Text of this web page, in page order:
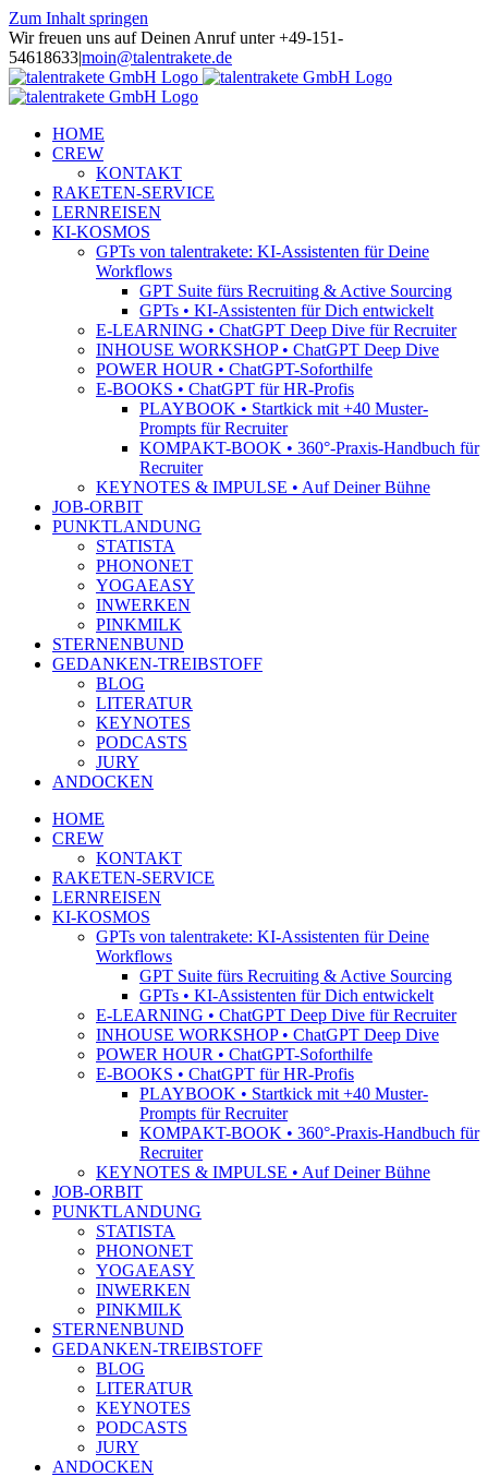
Zum Inhalt springen
Wir freuen uns auf Deinen Anruf unter +49-151-
54618633|moin@talentrakete.de
HOME
CREW
KONTAKT
RAKETEN-SERVICE
LERNREISEN
KI-KOSMOS
GPTs von talentrakete: KI-Assistenten für Deine
Workflows
GPT Suite fürs Recruiting & Active Sourcing
GPTs • KI-Assistenten für Dich entwickelt
E-LEARNING • ChatGPT Deep Dive für Recruiter
INHOUSE WORKSHOP • ChatGPT Deep Dive
POWER HOUR • ChatGPT-Soforthilfe
E-BOOKS • ChatGPT für HR-Profis
PLAYBOOK • Startkick mit +40 Muster-
Prompts für Recruiter
KOMPAKT-BOOK • 360°-Praxis-Handbuch für
Recruiter
KEYNOTES & IMPULSE • Auf Deiner Bühne
JOB-ORBIT
PUNKTLANDUNG
STATISTA
PHONONET
YOGAEASY
INWERKEN
PINKMILK
STERNENBUND
GEDANKEN-TREIBSTOFF
BLOG
LITERATUR
KEYNOTES
PODCASTS
JURY
ANDOCKEN
HOME
CREW
KONTAKT
RAKETEN-SERVICE
LERNREISEN
KI-KOSMOS
GPTs von talentrakete: KI-Assistenten für Deine
Workflows
GPT Suite fürs Recruiting & Active Sourcing
GPTs • KI-Assistenten für Dich entwickelt
E-LEARNING • ChatGPT Deep Dive für Recruiter
INHOUSE WORKSHOP • ChatGPT Deep Dive
POWER HOUR • ChatGPT-Soforthilfe
E-BOOKS • ChatGPT für HR-Profis
PLAYBOOK • Startkick mit +40 Muster-
Prompts für Recruiter
KOMPAKT-BOOK • 360°-Praxis-Handbuch für
Recruiter
KEYNOTES & IMPULSE • Auf Deiner Bühne
JOB-ORBIT
PUNKTLANDUNG
STATISTA
PHONONET
YOGAEASY
INWERKEN
PINKMILK
STERNENBUND
GEDANKEN-TREIBSTOFF
BLOG
LITERATUR
KEYNOTES
PODCASTS
JURY
ANDOCKEN